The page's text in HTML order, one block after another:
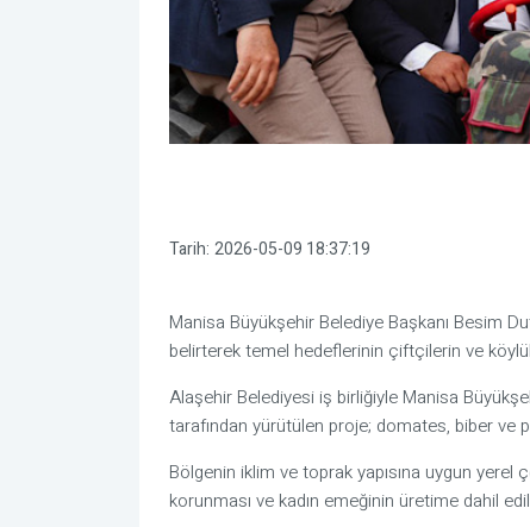
Tarih: 2026-05-09 18:37:19
Manisa Büyükşehir Belediye Başkanı Besim
belirterek temel hedeflerinin çiftçilerin ve
Alaşehir Belediyesi iş birliğiyle Manisa
tarafından yürütülen proje; domates, biber ve
Bölgenin iklim ve toprak yapısına uygun
korunması ve kadın emeğinin üretime dahil